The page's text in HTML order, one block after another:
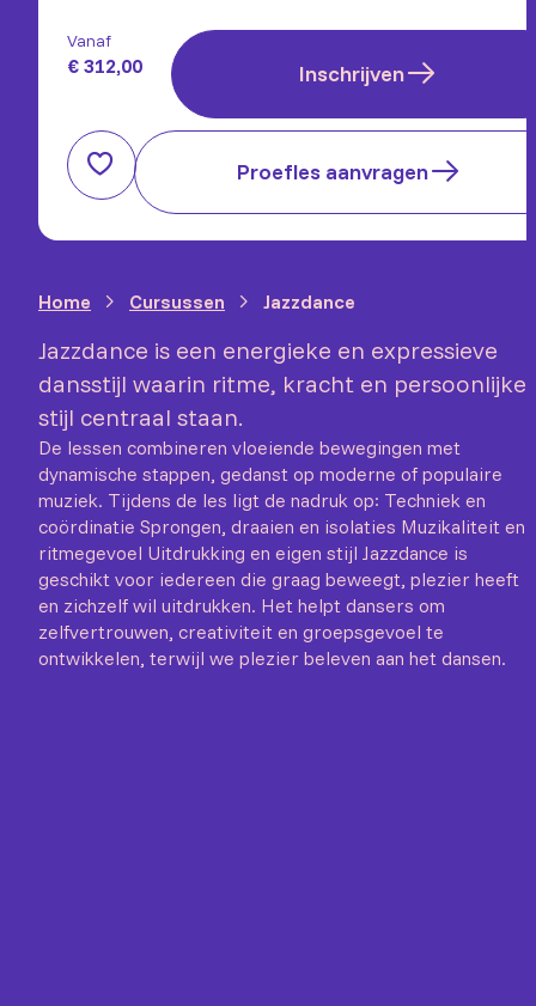
Vanaf
€ 312,00 Inschrijven
Proefles aanvragen
Home Cursussen Jazzdance
Jazzdance is een energieke en expressieve
dansstijl waarin ritme, kracht en persoonlijke
stijl centraal staan.
De lessen combineren vloeiende bewegingen met
dynamische stappen, gedanst op moderne of populaire
muziek. Tijdens de les ligt de nadruk op: Techniek en
coördinatie Sprongen, draaien en isolaties Muzikaliteit en
ritmegevoel Uitdrukking en eigen stijl Jazzdance is
geschikt voor iedereen die graag beweegt, plezier heeft
en zichzelf wil uitdrukken. Het helpt dansers om
zelfvertrouwen, creativiteit en groepsgevoel te
ontwikkelen, terwijl we plezier beleven aan het dansen.